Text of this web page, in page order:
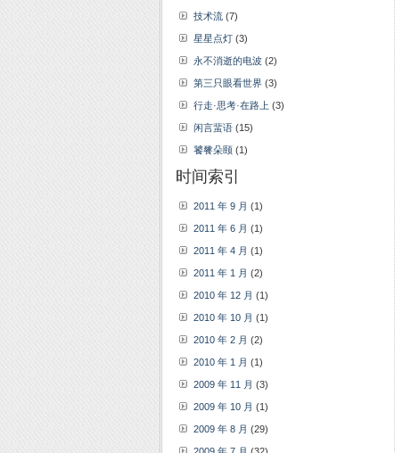
技术流 (7)
星星点灯 (3)
永不消逝的电波 (2)
第三只眼看世界 (3)
行走·思考·在路上 (3)
闲言蜚语 (15)
饕餮朵颐 (1)
时间索引
2011 年 9 月 (1)
2011 年 6 月 (1)
2011 年 4 月 (1)
2011 年 1 月 (2)
2010 年 12 月 (1)
2010 年 10 月 (1)
2010 年 2 月 (2)
2010 年 1 月 (1)
2009 年 11 月 (3)
2009 年 10 月 (1)
2009 年 8 月 (29)